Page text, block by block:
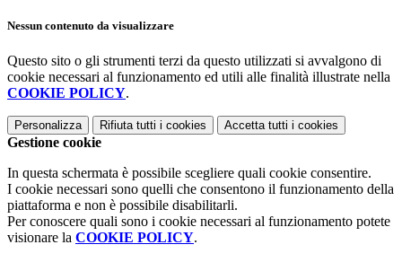
Nessun contenuto da visualizzare
Questo sito o gli strumenti terzi da questo utilizzati si avvalgono di
cookie necessari al funzionamento ed utili alle finalità illustrate nella
COOKIE POLICY.
Personalizza Rifiuta tutti i cookies Accetta tutti i cookies
Gestione cookie
In questa schermata è possibile scegliere quali cookie consentire.
I cookie necessari sono quelli che consentono il funzionamento della
piattaforma e non è possibile disabilitarli.
Per conoscere quali sono i cookie necessari al funzionamento potete
visionare la COOKIE POLICY.